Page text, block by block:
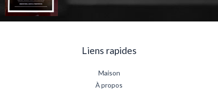
Liens rapides
Maison
À propos